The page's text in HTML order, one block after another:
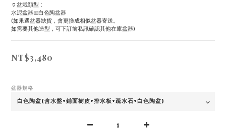
🏺盆栽類型 :
水泥盆器or白色陶盆器
(如果遇盆器缺貨，會更換成相似盆器寄送。
如需要其他造型，可下訂前私訊確認其他在庫盆器)
NT$3,480
盆器規格